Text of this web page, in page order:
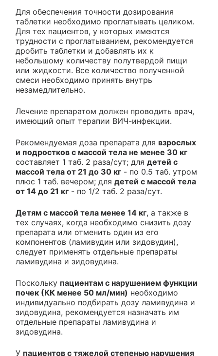
Для обеспечения точности дозирования
таблетки необходимо проглатывать целиком.
Для тех пациентов, у которых имеются
трудности с проглатыванием, рекомендуется
дробить таблетки и добавлять их к
небольшому количеству полутвердой пищи
или жидкости. Все количество полученной
смеси необходимо принять внутрь
незамедлительно.
Лечение препаратом должен проводить врач,
имеющий опыт терапии ВИЧ-инфекции.
Рекомендуемая доза препарата для взрослых
и подростков с массой тела не менее 30 кг
составляет 1 таб. 2 раза/сут; для детей с
массой тела от 21 до 30 кг - по 0.5 таб. утром
плюс 1 таб. вечером; для детей с массой тела
от 14 до 21 кг - по 1/2 таб. 2 раза/сут.
Детям с массой тела менее 14 кг, а также в
тех случаях, когда необходимо снизить дозу
препарата или отменить один из его
компонентов (ламивудин или зидовудин),
следует применять отдельные препараты
ламивудина и зидовудина.
Поскольку пациентам с нарушением функции
почек (КК менее 50 мл/мин) необходимо
индивидуально подбирать дозу ламивудина и
зидовудина, рекомендуется назначать им
отдельные препараты ламивудина и
зидовудина.
У пациентов с тяжелой степенью нарушения